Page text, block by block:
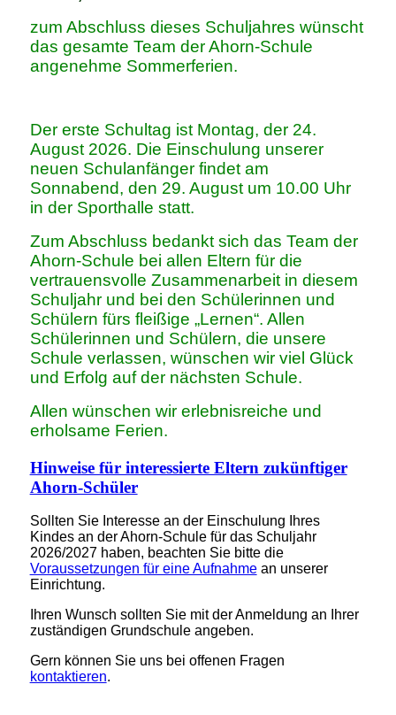
zum Abschluss dieses Schuljahres wünscht
das gesamte Team der Ahorn-Schule
angenehme Sommerferien.
Der erste Schultag ist Montag, der 24.
August 2026. Die Einschulung unserer
neuen Schulanfänger findet am
Sonnabend, den 29. August um 10.00 Uhr
in der Sporthalle statt.
Zum Abschluss bedankt sich das Team der
Ahorn-Schule bei allen Eltern für die
vertrauensvolle Zusammenarbeit in diesem
Schuljahr und bei den Schülerinnen und
Schülern fürs fleißige „Lernen“. Allen
Schülerinnen und Schülern, die unsere
Schule verlassen, wünschen wir viel Glück
und Erfolg auf der nächsten Schule.
Allen wünschen wir erlebnisreiche und
erholsame Ferien.
Hinweise für interessierte Eltern zukünftiger
Ahorn-Schüler
Sollten Sie Interesse an der Einschulung Ihres
Kindes an der Ahorn-Schule für das Schuljahr
2026/2027 haben, beachten Sie bitte die
Voraussetzungen für eine Aufnahmean unserer
Einrichtung.
Ihren Wunsch sollten Sie mit der Anmeldung an Ihrer
zuständigen Grundschule angeben.
Gern können Sie uns bei offenen Fragen
kontaktieren.